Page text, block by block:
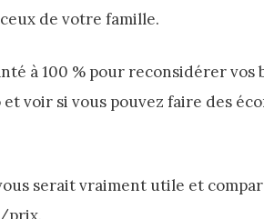
de votre famille.
à 100 % pour reconsidérer vos
voir si vous pouvez faire des
serait vraiment utile et
prix.